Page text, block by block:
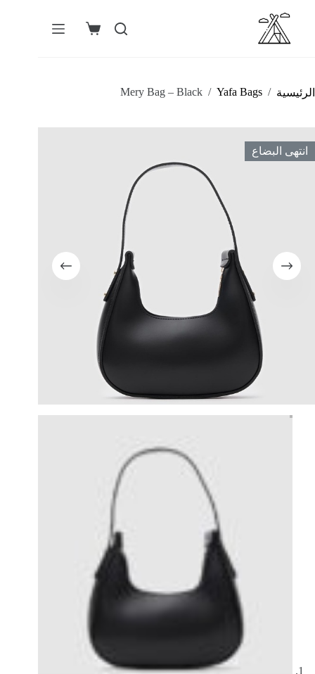
المحتوى
عربة
الرئيسية /
Yafa Bags
/
Mery Bag – Black
انتهى البضاع